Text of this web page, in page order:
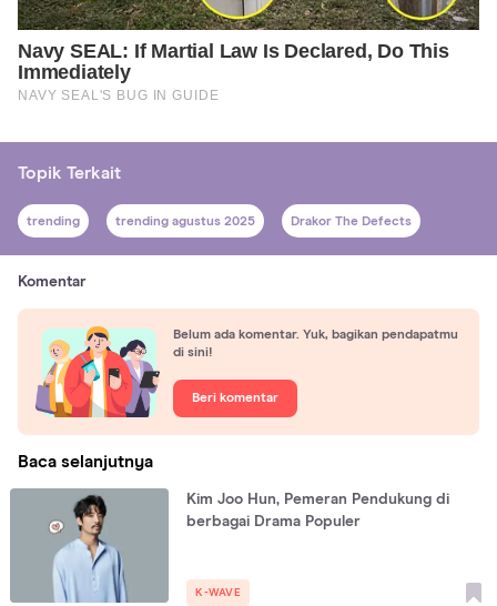
Topik Terkait
trending trending agustus 2025 Drakor The Defects
Komentar
Belum ada komentar. Yuk, bagikan pendapatmu
di sini!
Beri komentar
Baca selanjutnya
Kim Joo Hun, Pemeran Pendukung di
berbagai Drama Populer
K-WAVE